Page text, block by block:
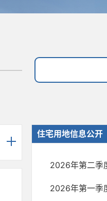
住宅用地信息公开
2026年第二季
2026年第一季